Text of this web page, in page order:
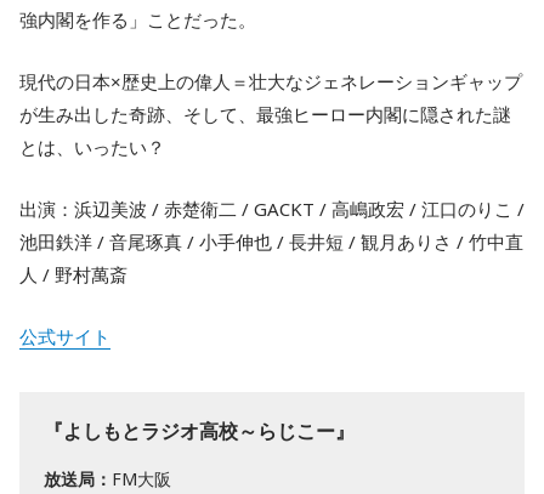
強内閣を作る」ことだった。
現代の日本×歴史上の偉人＝壮大なジェネレーションギャップ
が生み出した奇跡、そして、最強ヒーロー内閣に隠された謎
とは、いったい？
出演：浜辺美波 / 赤楚衛二 / GACKT / 高嶋政宏 / 江口のりこ /
池田鉄洋 / 音尾琢真 / 小手伸也 / 長井短 / 観月ありさ / 竹中直
人 / 野村萬斎
公式サイト
『よしもとラジオ高校～らじこー』
放送局： FM大阪